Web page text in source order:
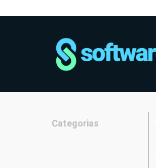
Categorias